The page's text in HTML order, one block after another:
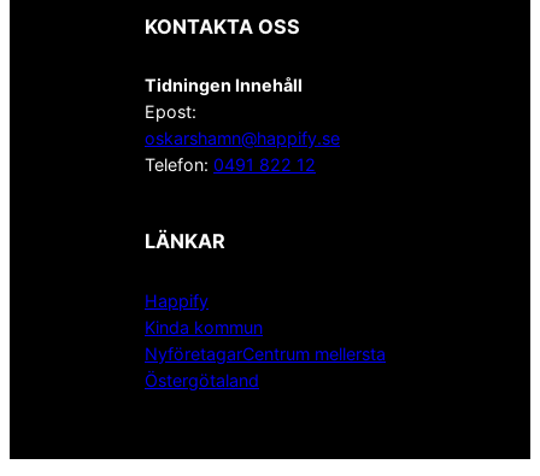
KONTAKTA OSS
Tidningen Innehåll
Epost:
oskarshamn@happify.se
Telefon: 0491 822 12
LÄNKAR
Happify
Kinda kommun
NyföretagarCentrum mellersta
Östergötaland